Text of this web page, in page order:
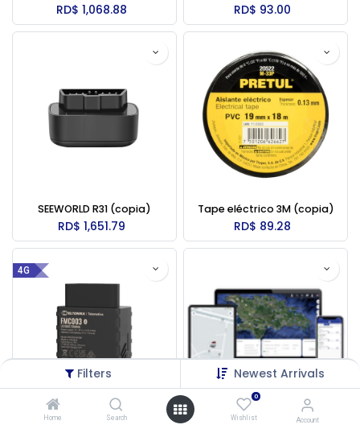
Filters Newest Arrivals
Home Search
0
Wishlist Account
RD$ 1,068.88 RD$ 93.00
SEEWORLD R31 (copia)
RD$ 1,651.79
Tape eléctrico 3M (copia)
RD$ 89.28
4G